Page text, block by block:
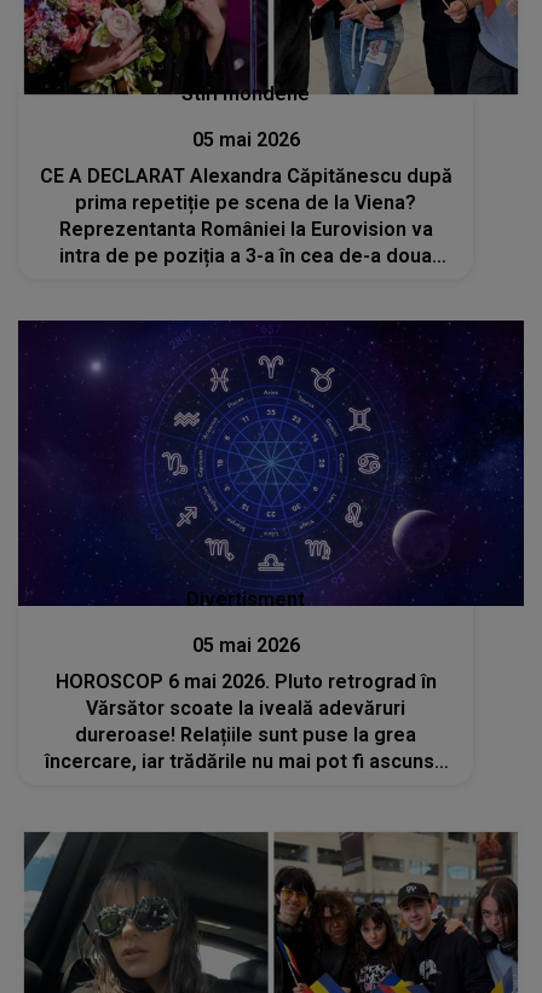
Stiri mondene
05 mai 2026
CE A DECLARAT Alexandra Căpitănescu după
prima repetiție pe scena de la Viena?
Reprezentanta României la Eurovision va
intra de pe poziția a 3-a în cea de-a doua
să...”
Divertisment
05 mai 2026
HOROSCOP 6 mai 2026. Pluto retrograd în
Vărsător scoate la iveală adevăruri
dureroase! Relațiile sunt puse la grea
încercare, iar trădările nu mai pot fi ascunse